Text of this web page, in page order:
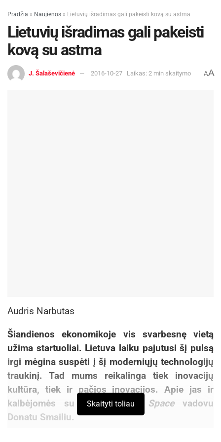
-
Pradžia » Naujienos » Lietuvių išradimas gali pakeisti kovą su astma
Lietuvių išradimas gali pakeisti
kovą su astma
J. Šalaševičienė 2016-10-27 Laikas: 2 min skaitymo AA
Audris Narbutas
Šiandienos ekonomikoje vis svarbesnę vietą
užima startuoliai. Lietuva laiku pajutusi šį pulsą
irgi mėgina suspėti į šį moderniųjų technologijų
traukinį. Tad mums reikalinga tiek inovacijų
kultūra, tiek ir pačios inovacijos. Apie jas ir
kalbėjomės su
KTU Startup Spacevadovu
Donatu Smailiu.
Skaityti toliau